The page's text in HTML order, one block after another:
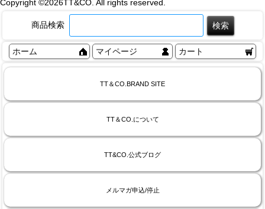
Copyright ©2026TT&CO. All rights reserved.
商品検索
ホーム マイページ カート
TT＆CO.BRAND SITE
TT＆CO.について
TT&CO.公式ブログ
メルマガ申込/停止